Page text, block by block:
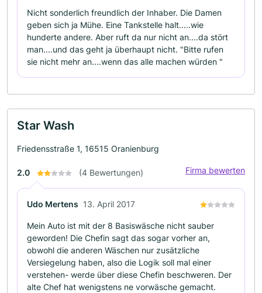
Nicht sonderlich freundlich der Inhaber. Die Damen
geben sich ja Mühe. Eine Tankstelle halt.....wie
hunderte andere. Aber ruft da nur nicht an....da stört
man....und das geht ja überhaupt nicht. "Bitte rufen
sie nicht mehr an....wenn das alle machen würden "
Star Wash
Friedensstraße 1, 16515 Oranienburg
2.0 (4 Bewertungen) Firma bewerten
Udo Mertens 13. April 2017
Mein Auto ist mit der 8 Basiswäsche nicht sauber
geworden! Die Chefin sagt das sogar vorher an,
obwohl die anderen Wäschen nur zusätzliche
Versiegelung haben, also die Logik soll mal einer
verstehen- werde über diese Chefin beschweren. Der
alte Chef hat wenigstens ne vorwäsche gemacht.